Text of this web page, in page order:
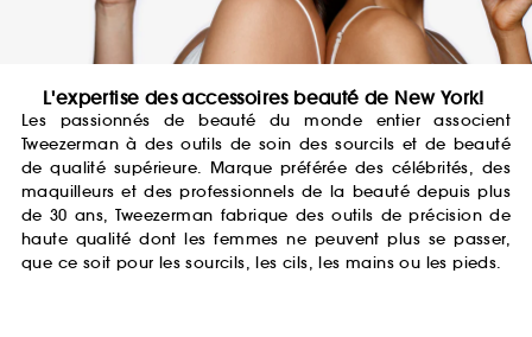
L'expertise des accessoires beauté de New York!
Les passionnés de beauté du monde entier associent
Tweezerman à des outils de soin des sourcils et de beauté
de qualité supérieure. Marque préférée des célébrités, des
maquilleurs et des professionnels de la beauté depuis plus
de 30 ans, Tweezerman fabrique des outils de précision de
haute qualité dont les femmes ne peuvent plus se passer,
que ce soit pour les sourcils, les cils, les mains ou les pieds.